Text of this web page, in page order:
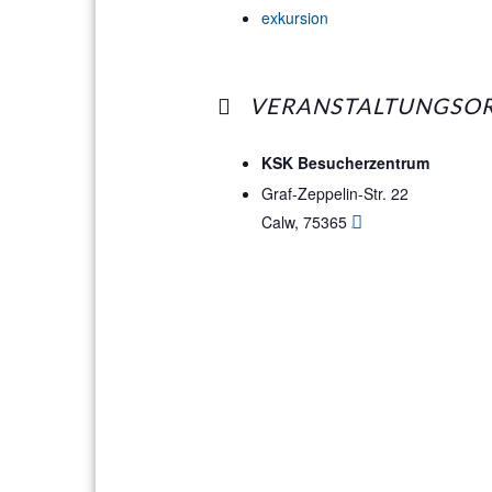
exkursion
KSK Besucherzentrum
Graf-Zeppelin-Str. 22
Calw, 75365 Google Karte